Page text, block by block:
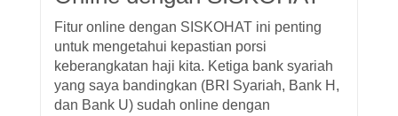
Fitur online dengan SISKOHAT ini penting
untuk mengetahui kepastian porsi
keberangkatan haji kita. Ketiga bank syariah
yang saya bandingkan (BRI Syariah, Bank H,
dan Bank U) sudah online dengan